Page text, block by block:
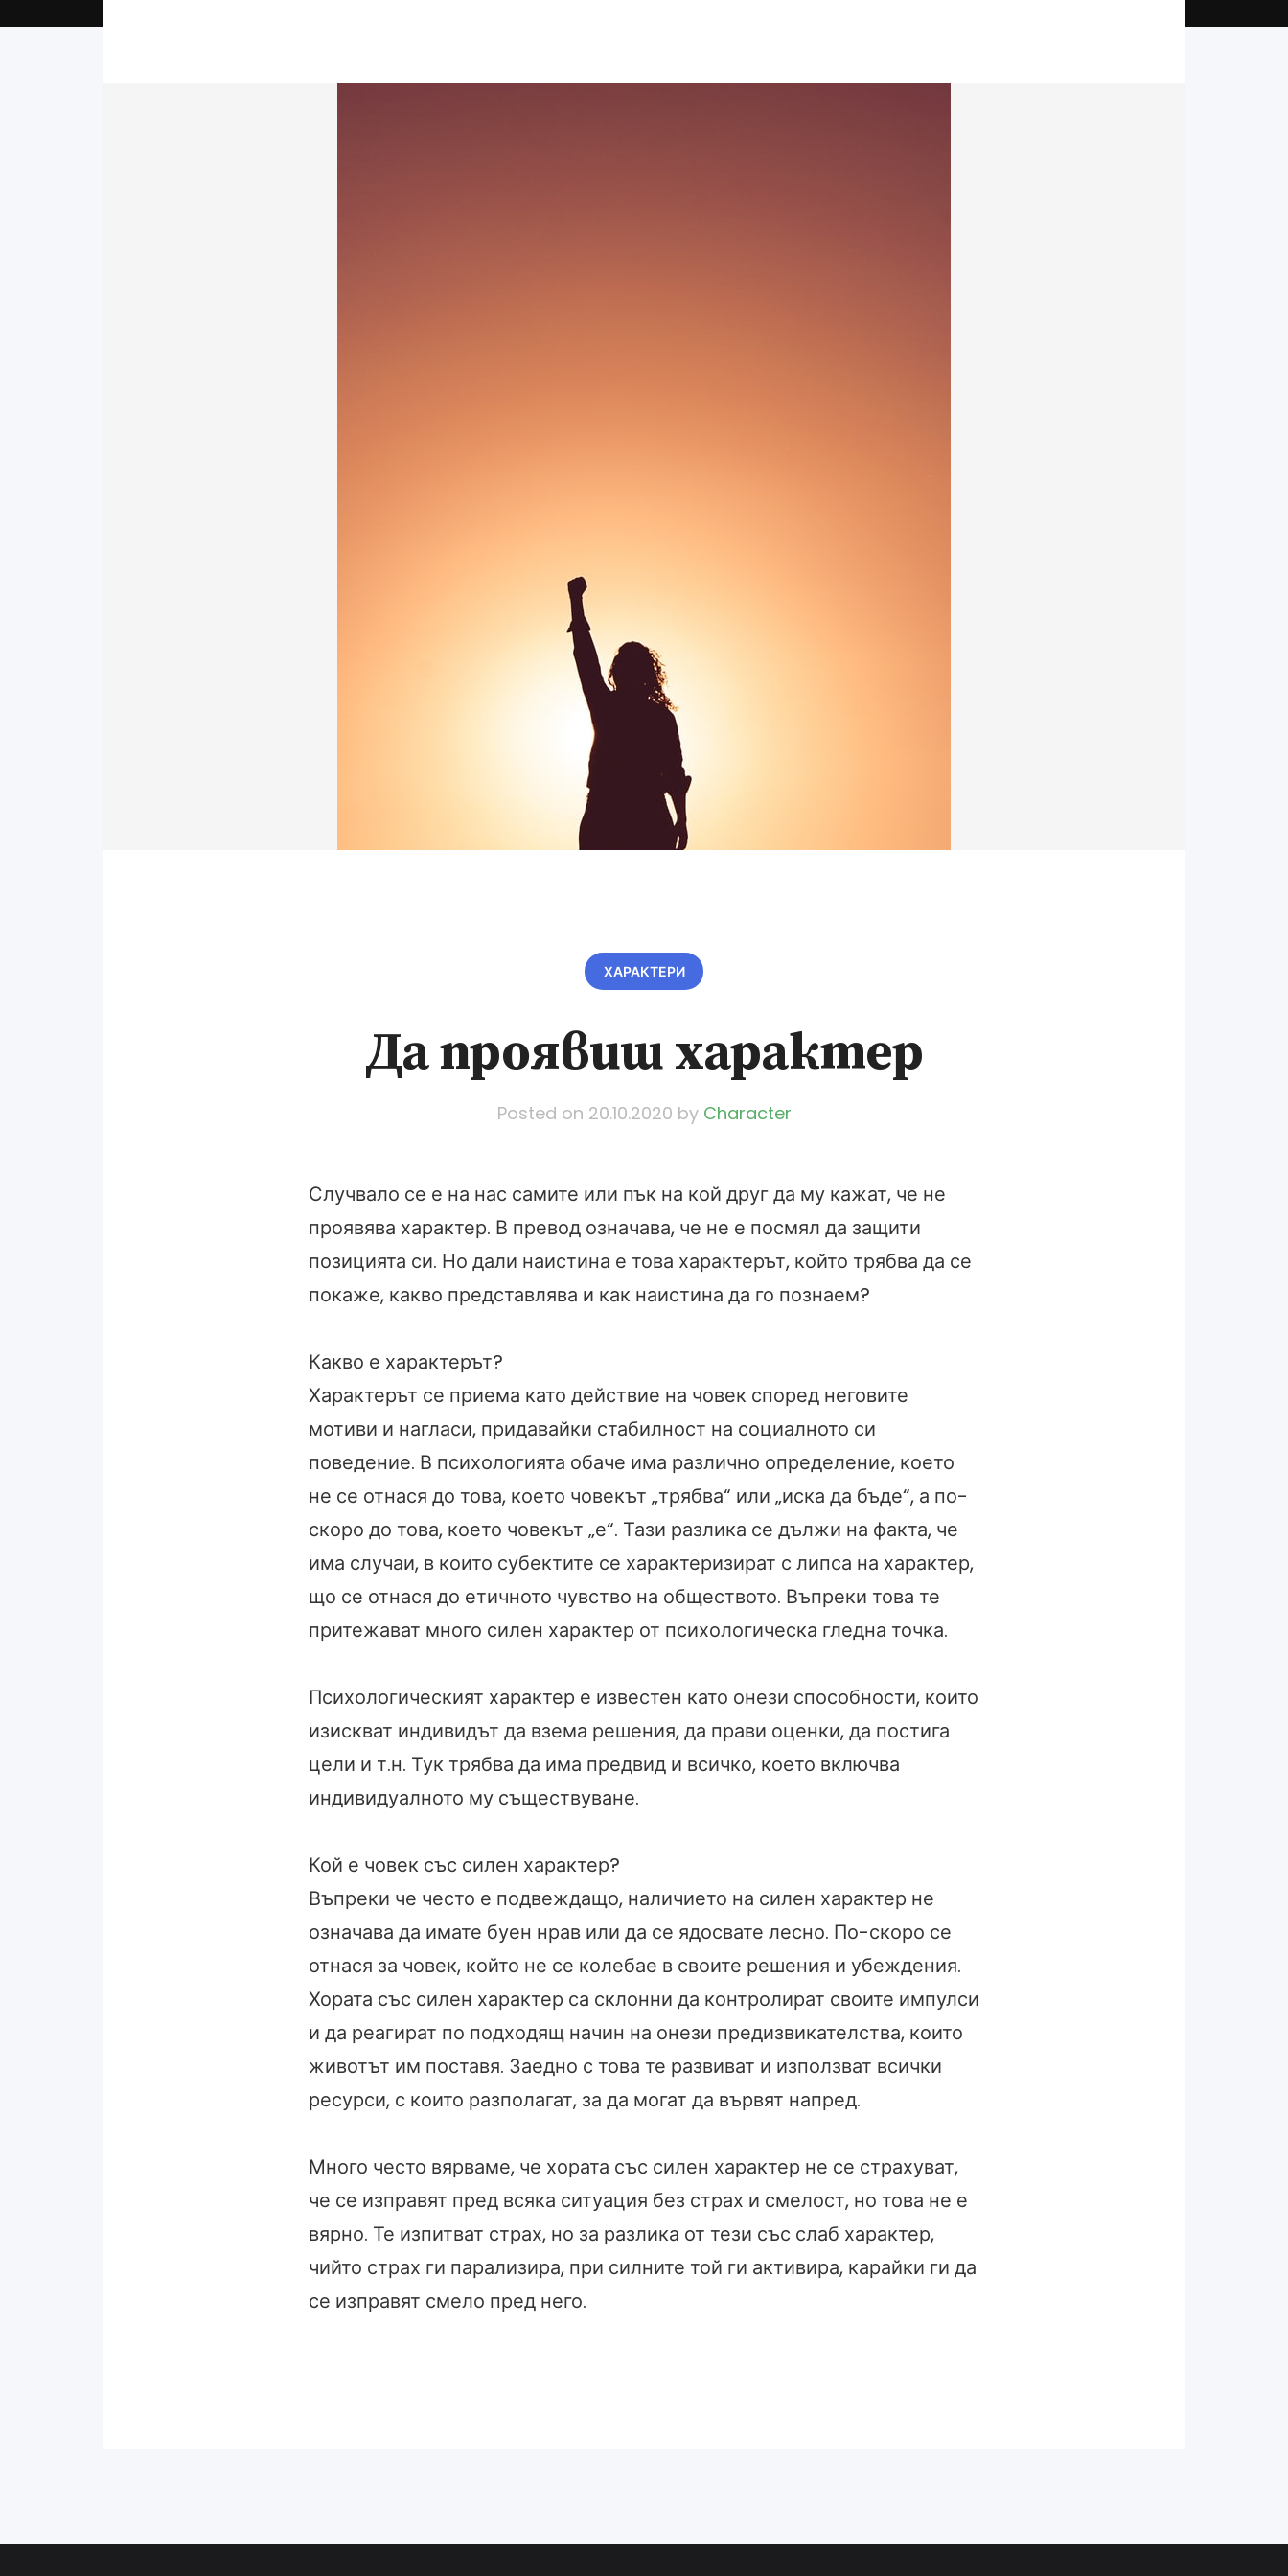
ХАРАКТЕРИ
Да проявиш характер
Posted on 20.10.2020 by Character
Случвало се е на нас самите или пък на кой друг да му кажат, че не
проявява характер. В превод означава, че не е посмял да защити
позицията си. Но дали наистина е това характерът, който трябва да се
покаже, какво представлява и как наистина да го познаем?
Какво е характерът?
Характерът се приема като действие на човек според неговите
мотиви и нагласи, придавайки стабилност на социалното си
поведение. В психологията обаче има различно определение, което
не се отнася до това, което човекът „трябва“ или „иска да бъде“, а по-
скоро до това, което човекът „е“. Тази разлика се дължи на факта, че
има случаи, в които субектите се характеризират с липса на характер,
що се отнася до етичното чувство на обществото. Въпреки това те
притежават много силен характер от психологическа гледна точка.
Психологическият характер е известен като онези способности, които
изискват индивидът да взема решения, да прави оценки, да постига
цели и т.н. Тук трябва да има предвид и всичко, което включва
индивидуалното му съществуване.
Кой е човек със силен характер?
Въпреки че често е подвеждащо, наличието на силен характер не
означава да имате буен нрав или да се ядосвате лесно. По-скоро се
отнася за човек, който не се колебае в своите решения и убеждения.
Хората със силен характер са склонни да контролират своите импулси
и да реагират по подходящ начин на онези предизвикателства, които
животът им поставя. Заедно с това те развиват и използват всички
ресурси, с които разполагат, за да могат да вървят напред.
Много често вярваме, че хората със силен характер не се страхуват,
че се изправят пред всяка ситуация без страх и смелост, но това не е
вярно. Те изпитват страх, но за разлика от тези със слаб характер,
чийто страх ги парализира, при силните той ги активира, карайки ги да
се изправят смело пред него.